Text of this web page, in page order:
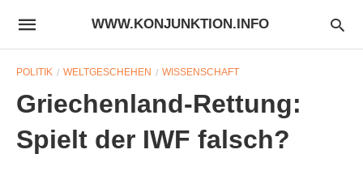
WWW.KONJUNKTION.INFO
POLITIK WELTGESCHEHEN WISSENSCHAFT
Griechenland-Rettung:
Spielt der IWF falsch?